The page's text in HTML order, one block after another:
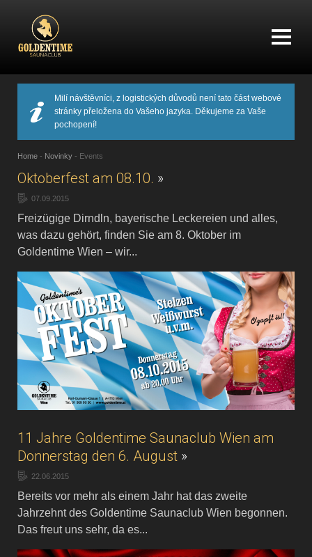
Milí návštěvníci, z logistických důvodů není tato část webové
stránky přeložena do Vašeho jazyka. Děkujeme za Vaše
pochopení!
Home - Novinky - Events
Oktoberfest am 08.10. »
07.09.2015
Freizügige Dirndln, bayerische Leckereien und alles,
was dazu gehört, finden Sie am 8. Oktober im
Goldentime Wien – wir...
11 Jahre Goldentime Saunaclub Wien am
Donnerstag den 6. August »
22.06.2015
Bereits vor mehr als einem Jahr hat das zweite
Jahrzehnt des Goldentime Saunaclub Wien begonnen.
Das freut uns sehr, da es...